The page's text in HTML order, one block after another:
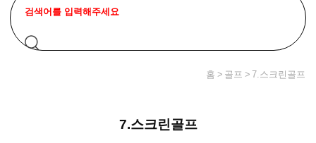
홈 골프 7.스크린골프
7.스크린골프